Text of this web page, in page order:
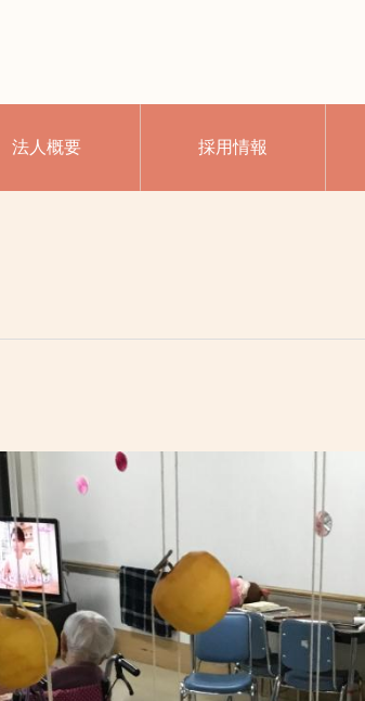
法人概要 採用情報